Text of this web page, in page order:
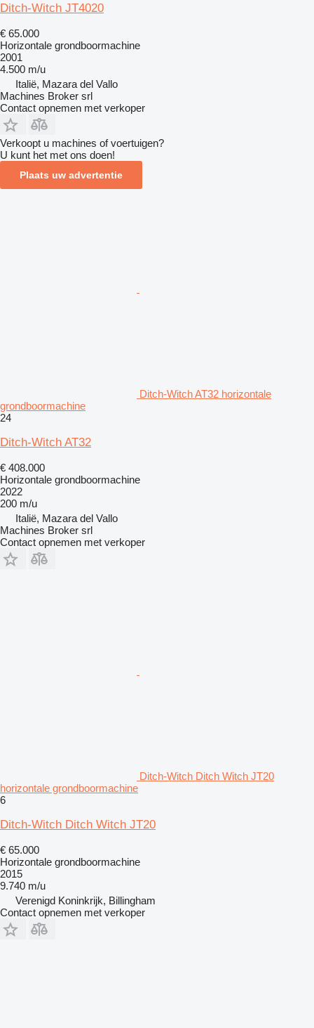
Ditch-Witch JT4020
€ 65.000
Horizontale grondboormachine
2001
4.500 m/u
Italië, Mazara del Vallo
Machines Broker srl
Contact opnemen met verkoper
Verkoopt u machines of voertuigen?
U kunt het met ons doen!
Plaats uw advertentie
Ditch-Witch AT32 horizontale
grondboormachine
24
Ditch-Witch AT32
€ 408.000
Horizontale grondboormachine
2022
200 m/u
Italië, Mazara del Vallo
Machines Broker srl
Contact opnemen met verkoper
Ditch-Witch Ditch Witch JT20
horizontale grondboormachine
6
Ditch-Witch Ditch Witch JT20
€ 65.000
Horizontale grondboormachine
2015
9.740 m/u
Verenigd Koninkrijk, Billingham
Contact opnemen met verkoper